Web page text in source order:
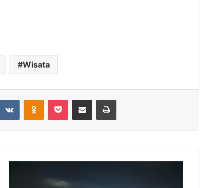
Wisata
VKontakteOdnoklassniki
Pocket Share via Email Print